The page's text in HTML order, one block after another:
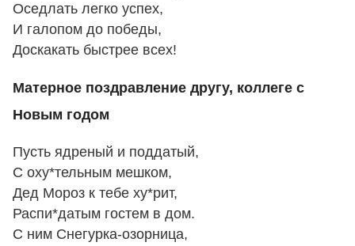
Оседлать легко успех,
И галопом до победы,
Доскакать быстрее всех!
Матерное поздравление другу, коллеге с
Новым годом
Пусть ядреный и поддатый,
С оху*тельным мешком,
Дед Мороз к тебе ху*рит,
Распи*датым гостем в дом.
С ним Снегурка-озорница,